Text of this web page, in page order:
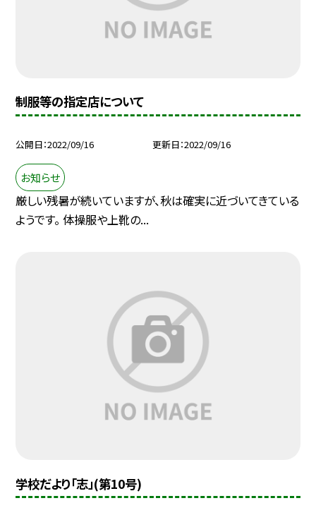
制服等の指定店について
公開日 2022/09/16 更新日 2022/09/16
お知らせ
厳しい残暑が続いていますが、秋は確実に近づいてきている
ようです。 体操服や上靴の...
学校だより「志」(第10号)